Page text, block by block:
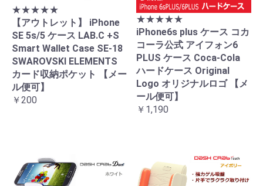
★★★★★
【アウトレット】 iPhone
SE 5s/5 ケース LAB.C +S
Smart Wallet Case SE-18
SWAROVSKI ELEMENTS
カード収納ポケット 【メー
ル便可】
￥200
★★★★★
iPhone6s plus ケース コカ
コーラ公式 アイフォン6
PLUS ケース Coca-Cola
ハードケース Original
Logo オリジナルロゴ 【メ
ール便可】
￥1,190